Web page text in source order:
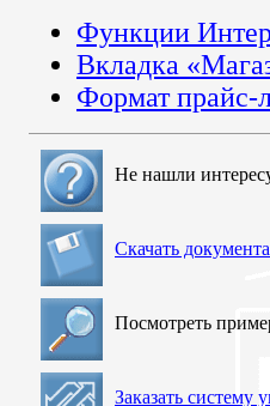
Функции
Вкладка
Формат прайс-
Не нашли
Скачать
Посмотреть
Заказать систему